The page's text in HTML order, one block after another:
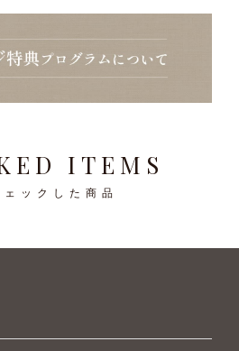
ITEMS
ックした商品